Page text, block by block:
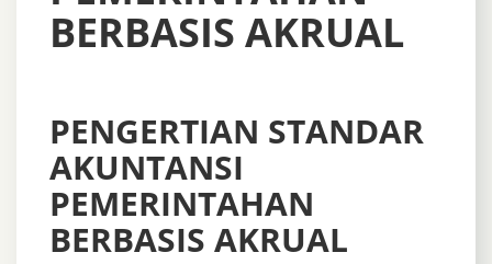
BERBASIS AKRUAL
PENGERTIAN STANDAR
AKUNTANSI
PEMERINTAHAN
BERBASIS AKRUAL